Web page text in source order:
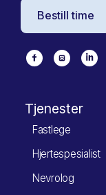
Bestill time
Tjenester
Fastlege
Hjertespesialist
Nevrolog